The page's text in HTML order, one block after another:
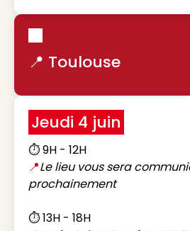
📍 Toulouse
Jeudi 4 juin
⏱️ 9H - 12H
📍Le lieu vous sera
prochainement
⏱️ 13H - 18H